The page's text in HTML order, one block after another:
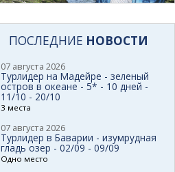
ПОСЛЕДНИЕ НОВОСТИ
07 августа 2026
Турлидер на Мадейре - зеленый
остров в океане - 5* - 10 дней -
11/10 - 20/10
3 места
07 августа 2026
Турлидер в Баварии - изумрудная
гладь озер - 02/09 - 09/09
Одно место